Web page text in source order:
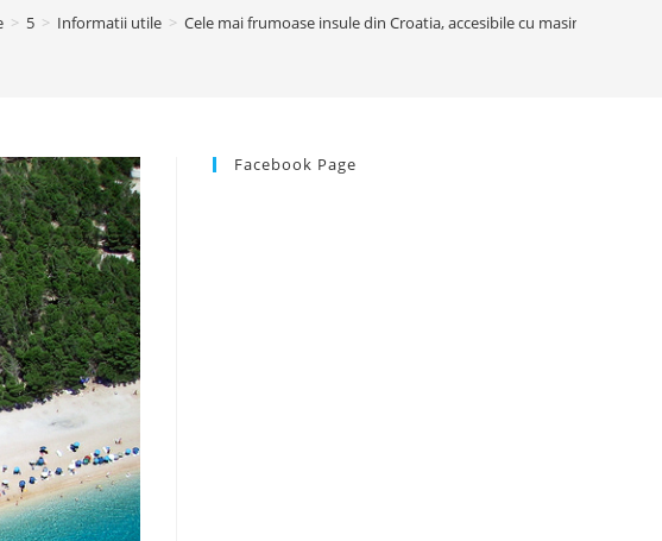
> 5 > Informatii utile > Cele mai frumoase insule din Croatia, accesibile cu masina din
Facebook Page